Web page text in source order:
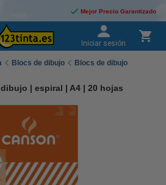
Mejor Precio Garantizado
Iniciar sesión
Blocs de dibujo Blocs de dibujo
| espiral | A4 | 20 hojas